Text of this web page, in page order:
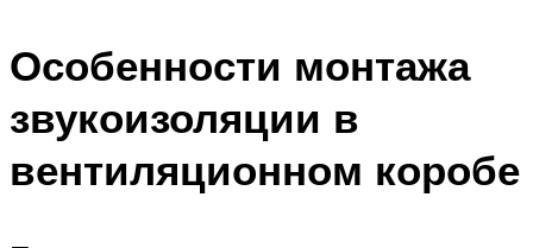
Особенности монтажа
звукоизоляции в
вентиляционном коробе